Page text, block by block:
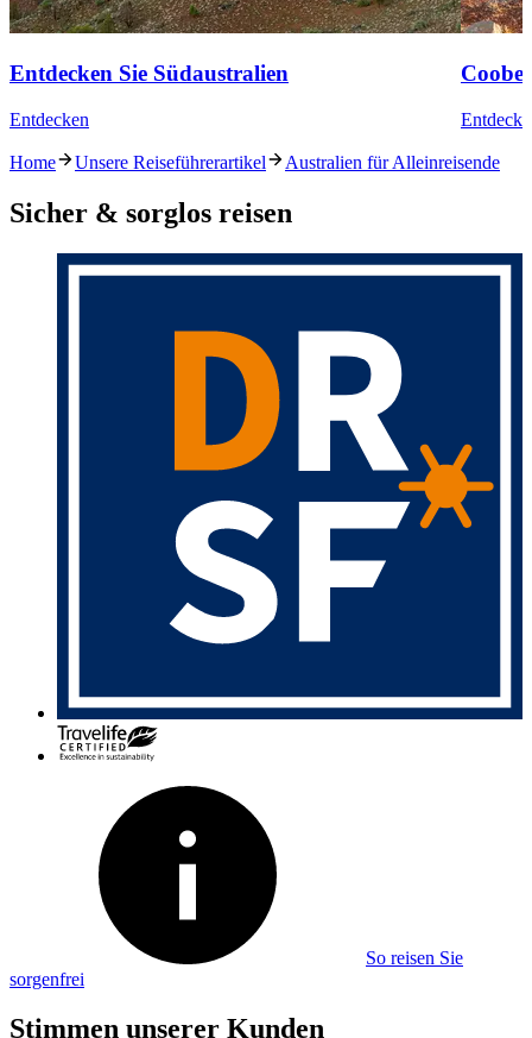
Entdecken Sie Südaustralien
Entdecken
Home Unsere Reiseführerartikel Australien für Alleinreisende
Sicher & sorglos reisen
So reisen Sie
sorgenfrei
Stimmen unserer Kunden